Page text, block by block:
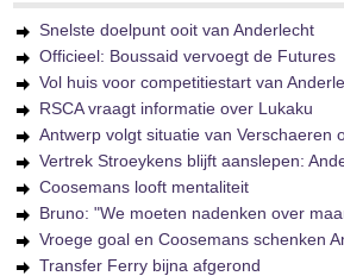
Snelste doelpunt ooit van Anderlecht
Officieel: Boussaid vervoegt de Futures
Vol huis voor competitiestart van
RSCA vraagt informatie over Lukaku
Antwerp volgt situatie van Verschaeren
Vertrek Stroeykens blijft aanslepen:
Coosemans looft mentaliteit
Bruno: "We moeten nadenken over
Vroege goal en Coosemans schenken
Transfer Ferry bijna afgerond